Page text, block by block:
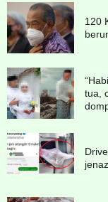
120
tua,